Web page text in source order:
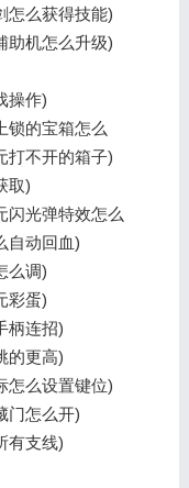
怎么获得技能)
助机怎么升级)
操作)
锁的宝箱怎么
打不开的箱子)
取)
闪光弹特效怎么
自动回血)
么调)
彩蛋)
柄连招)
的更高)
怎么设置键位)
门怎么开)
有支线)